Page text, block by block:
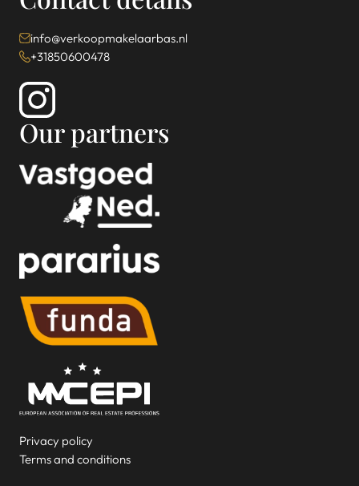
info@verkoopmakelaarbas.nl
+31850600478
Our partners
Privacy policy
Terms and conditions